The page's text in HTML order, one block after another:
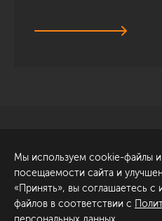
ул. Академика Павлова, 6
к1
+7 (812) 200-95-55
Мы используем cookie-файлы и
посещаемости сайта и
«Принять», вы соглашаетесь
файлов в соответствии с